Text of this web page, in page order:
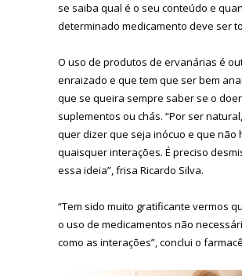
se saiba qual é o seu conteúdo e
determinado medicamento deve ser
O uso de produtos de ervanárias é
enraizado e que tem que ser bem
que se queira sempre saber se o
suplementos ou chás. “Por ser
quer dizer que seja inócuo e que não
quaisquer interações. É preciso
essa ideia”, frisa Ricardo Silva.
“Tem sido muito gratificante vermos
o uso de medicamentos não
como as interações”, conclui o